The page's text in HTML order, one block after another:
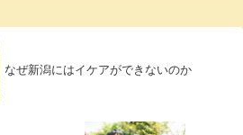
なぜ新潟にはイケアができないのか